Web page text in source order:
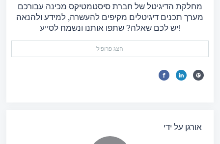
מחלקת הדיגיטל של חברת סיסטמטיקס מכינה עבורכם
מערך תכנים דיגיטלים מקיפים להעשרה, למידע ולהנאה
יש לכם שאלה? שתפו אותנו ונשמח לסייע!
הצג פרופיל
אורגן על ידי